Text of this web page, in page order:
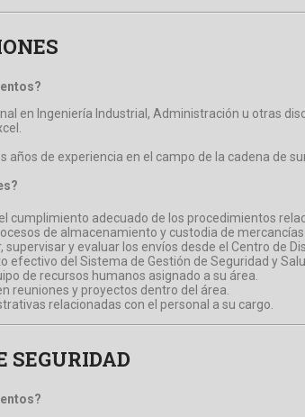
en Ingeniería Industrial, Administración u otras
años de experiencia en el campo de la cadena de
cumplimiento adecuado de los procedimientos
de almacenamiento y custodia de
supervisar y evaluar los envíos desde el Centro de
efectivo del Sistema de Gestión de Seguridad y
de recursos humanos asignado a su área.
reuniones y proyectos dentro del área.
relacionadas con el personal a su cargo.
SEGURIDAD